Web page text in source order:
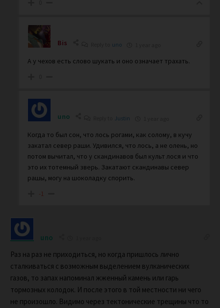
Bis uno
А у чехов есть слово шукать и оно означает трахать.
uno Justin
Когда то был сон, что лось рогами, как солому, в кучу
закатал север раши. Удивился, что лось, а не олень, но
потом вычитал, что у скандинавов был культ лося и что
это их тотемный зверь. Закатают скандинавы север
рашы, могу на шоколадку спорить.
-1
uno
Раз на раз не приходиться, но когда пришлось лично
сталкиваться с возможным выделением вулканических
газов, то запах напоминал жженный камень или гарь
тормозных колодок. И после этого в той местности ни чего
не произошло. Видимо через тектонические трещины что то